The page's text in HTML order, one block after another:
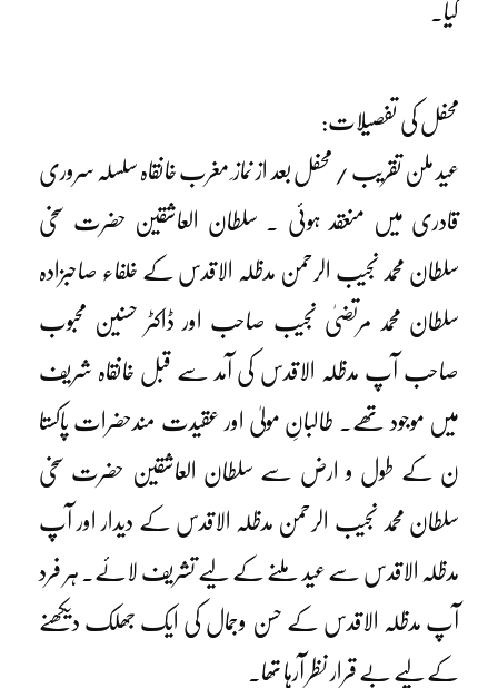
کیا۔
محفل کی تفصیلات:
عید ملن تقریب / محفل بعد از نماز ِ مغرب خانقاہ سلسلہ سروری
قادری میں منعقد ہوئی ۔ سلطان العاشقین حضرت سخی
سلطان محمد نجیب الرحمن مدظلہ الاقدس کے خلفاء صاحبزادہ
سلطان محمد مرتضیٰ نجیب صاحب اور ڈاکٹر حسنین محبوب
صاحب آپ مدظلہ الاقدس کی آمد سے قبل خانقاہ شریف
میں موجود تھے۔ طالبانِ مولیٰ اور عقیدت مندحضرات پاکستا
ن کے طول و ارض سے سلطان العاشقین حضرت سخی
سلطان محمد نجیب الرحمن مدظلہ الاقدس کے دیدار اور آپ
مدظلہ الاقدس سے عید ملنے کے لیے تشریف لائے۔ ہر فرد
آپ مدظلہ الاقدس کے حسن وجمال کی ایک جھلک دیکھنے
کے لیے بے قرار نظر آرہا تھا۔